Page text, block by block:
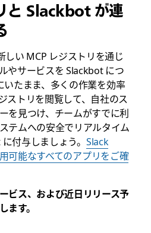
と Slackbot が連
い MCP レジストリを通じ
やサービスを Slackbot につ
いたまま、多くの作業を効率
ストリを閲覧して、自社のス
を見つけ、チームがすでに利
テムへの安全でリアルタイム
付与しましょう。 Slack
可能なすべてのアプリをご確
ビス、および近日リリース予
ます。